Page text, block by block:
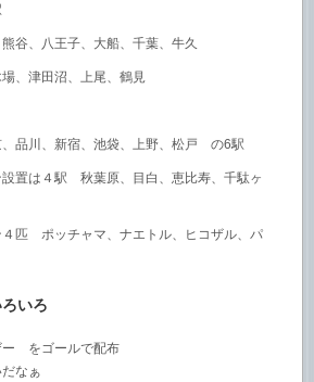
谷、八王子、大船、千葉、牛久
、津田沼、上尾、鶴見
品川、新宿、池袋、上野、松戸 の6駅
設置は４駅 秋葉原、目白、恵比寿、千駄ヶ
４匹 ポッチャマ、ナエトル、ヒコザル、パ
いろ
ー をゴールで配布
なぁ